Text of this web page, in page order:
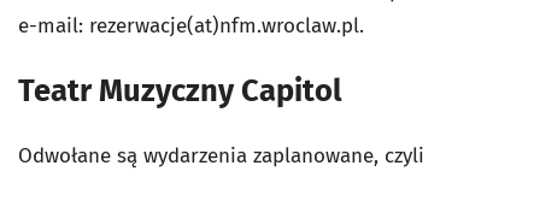
e-mail: rezerwacje(at)nfm.wroclaw.pl.
Teatr Muzyczny Capitol
Odwołane są wydarzenia zaplanowane, czyli